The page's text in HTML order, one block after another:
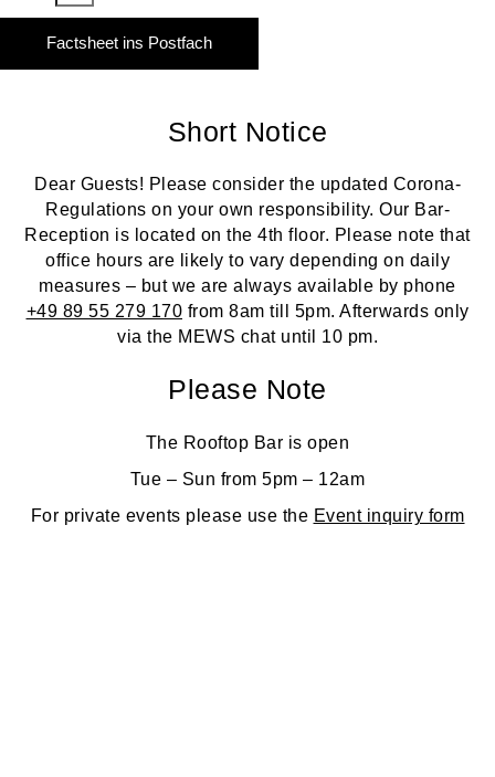
Factsheet ins Postfach
Short Notice
Dear Guests! Please consider the updated Corona-
Regulations on your own responsibility. Our Bar-
Reception is located on the 4th floor. Please note that
office hours are likely to vary depending on daily
measures – but we are always available by phone
+49 89 55 279 170 from 8am till 5pm. Afterwards only
via the MEWS chat until 10 pm.
Please Note
The Rooftop Bar is open
Tue – Sun from 5pm – 12am
For private events please use the Event inquiry form